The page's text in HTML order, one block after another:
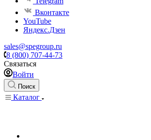
Вконтакте
YouTube
Яндекс.Дзен
sales@spegroup.ru
8 (800) 707-44-73
Связаться
Войти
Поиск
Каталог